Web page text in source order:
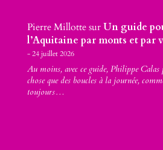
Pierre MillottesurUn guide
l’Aquitaine par monts et par
24 juillet 2026
Au moins, avec ce guide, Philippe Calas
chose que des boucles à la journée,
toujours…